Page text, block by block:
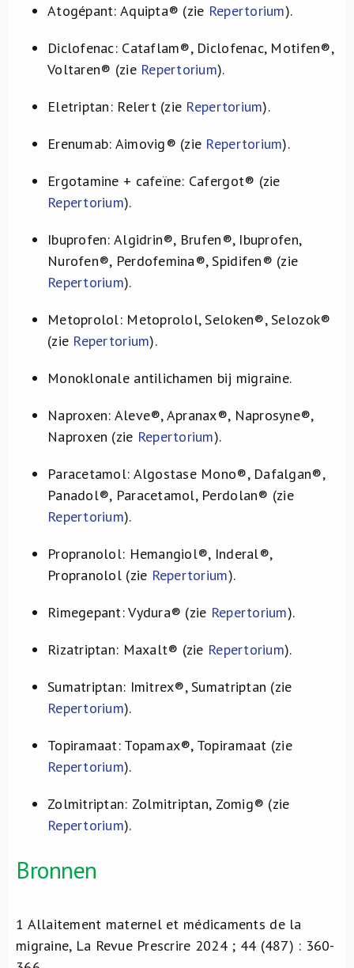
Atogépant: Aquipta® (zie Repertorium).
Diclofenac: Cataflam®, Diclofenac, Motifen®,
Voltaren® (zie Repertorium).
Eletriptan: Relert (zie Repertorium).
Erenumab: Aimovig® (zie Repertorium).
Ergotamine + cafeïne: Cafergot® (zie
Repertorium).
Ibuprofen: Algidrin®, Brufen®, Ibuprofen,
Nurofen®, Perdofemina®, Spidifen® (zie
Repertorium).
Metoprolol: Metoprolol, Seloken®, Selozok®
(zie Repertorium).
Monoklonale antilichamen bij migraine.
Naproxen: Aleve®, Apranax®, Naprosyne®,
Naproxen (zie Repertorium).
Paracetamol: Algostase Mono®, Dafalgan®,
Panadol®, Paracetamol, Perdolan® (zie
Repertorium).
Propranolol: Hemangiol®, Inderal®,
Propranolol (zie Repertorium).
Rimegepant: Vydura® (zie Repertorium).
Rizatriptan: Maxalt® (zie Repertorium).
Sumatriptan: Imitrex®, Sumatriptan (zie
Repertorium).
Topiramaat: Topamax®, Topiramaat (zie
Repertorium).
Zolmitriptan: Zolmitriptan, Zomig® (zie
Repertorium).
Bronnen
1 Allaitement maternel et médicaments de la
migraine, La Revue Prescrire 2024 ; 44 (487) : 360-